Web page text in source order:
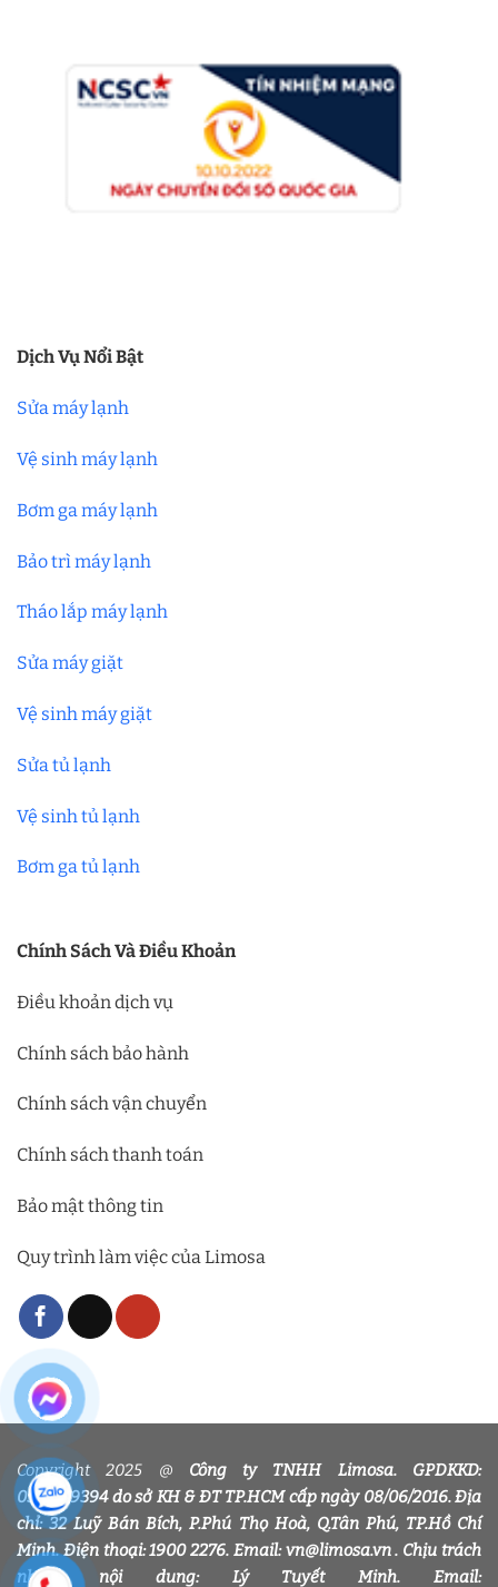
Dịch Vụ Nổi Bật
Sửa máy lạnh
Vệ sinh máy lạnh
Bơm ga máy lạnh
Bảo trì máy lạnh
Tháo lắp máy lạnh
Sửa máy giặt
Vệ sinh máy giặt
Sửa tủ lạnh
Vệ sinh tủ lạnh
Bơm ga tủ lạnh
Chính Sách Và Điều Khoản
Điều khoản dịch vụ
Chính sách bảo hành
Chính sách vận chuyển
Chính sách thanh toán
Bảo mật thông tin
Quy trình làm việc của Limosa
Copyright 2025 @ Công ty TNHH Limosa. GPDKKD:
0318339394 do sở KH & ĐT TP.HCM cấp ngày 08/06/2016. Địa
chỉ: 32 Luỹ Bán Bích, P.Phú Thọ Hoà, Q.Tân Phú, TP.Hồ Chí
Minh. Điện thoại: 1900 2276. Email: vn@limosa.vn . Chịu trách
nhiệm nội dung: Lý Tuyết Minh. Email: